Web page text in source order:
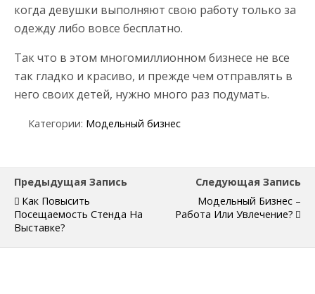
когда девушки выполняют свою работу только за
одежду либо вовсе бесплатно.
Так что в этом многомиллионном бизнесе не все
так гладко и красиво, и прежде чем отправлять в
него своих детей, нужно много раз подумать.
Категории: Модельный бизнес
Предыдущая Запись
Как Повысить
Посещаемость Стенда На
Выставке?
Следующая Запись
Модельный Бизнес –
Работа Или Увлечение?